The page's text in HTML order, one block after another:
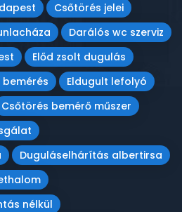
Csőtörés jelei
Darálós wc szerviz
Előd zsolt dugulás
bemérés
Eldugult lefolyó
Csőtörés bemérő műszer
Duguláselhárítás albertirsa
nélkül